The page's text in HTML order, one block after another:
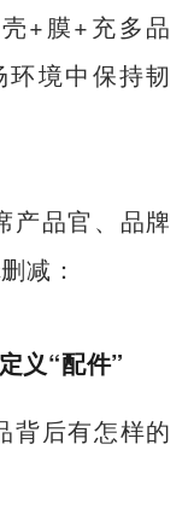
+膜+充多品
境中保持韧
产品官、品牌
减：
义“配件”
背后有怎样的